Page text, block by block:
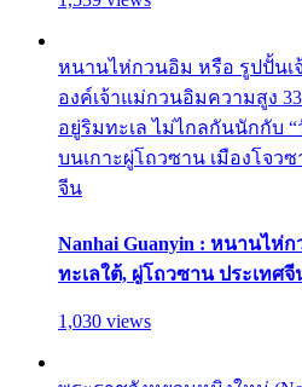
หนานไห่กวนอิม หรือ รูปปั้นเ
องค์เจ้าแม่กวนอิมความสูง
อยู่ริมทะเล ไม่ไกลกันนักกับ
บนเกาะผู่โถวซาน เมืองโจว
จีน
Nanhai Guanyin : หนานไห่
ทะเลใต้, ผู่โถวซาน ประเทศจี
1,030 views